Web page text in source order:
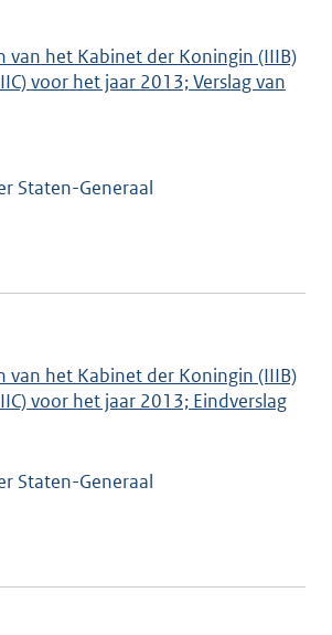
van het Kabinet der Koningin (IIIB)
voor het jaar 2013; Verslag van
Staten-Generaal
van het Kabinet der Koningin (IIIB)
voor het jaar 2013; Eindverslag
Staten-Generaal